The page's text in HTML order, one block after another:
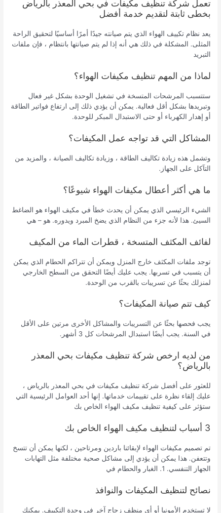
تعمل شركة تنظيف مكيفات في بحي المعذر بالرياض
بخطى ثابتة لتقديم خدمة أفضل
يعد نظام تكييف الهواء الذي يتم صيانته جيدًا أمرًا أساسيًا لتحقيق الراحة
المثلى. المشكلة في ذلك هي أنه إذا لم يتم صيانتها بانتظام ، فإن ملفات
التبريد
لماذا من المهم تنظيف مكيفات الهواء؟
ستتسبب المرشحات المتسخة في تشغيل الوحدة بشكل غير فعال
وتبريدها بشكل أقل فعالية. يمكن أن يؤدي ذلك إلى ارتفاع فواتير الطاقة
أو إهدار الكهرباء أو حتى الاستبدال المبكر للوحدة.
المشاكل التي قد تواجه عمل المكيفات؟
وتشمل هذه زيادة تكاليف الطاقة ، وزيادة تكاليف الصيانة ، والمزيد من
التآكل على الجهاز.
ما هي أكثر أعطال مكيفات الهواء شيوعًا؟
الشيء الرئيسي الذي يمكن أن يحدث خطأ في مكيف الهواء هو الضاغط
السيئ. هذا لأنه جزء من النظام الذي يضخ المبرد ويدوره. هو – هي
لفائف المكثف المتسخة ، قطرات الماء من المكيف
توجد ملفات المكثف خارج المنزل ويمكن أن تتراكم الحطام الذي يمكن
أن يتسبب في تسربها. يجب عليك أيضًا التحقق من السطح الخارجي
لمنزلك بحثًا عن تسريبات بالقرب من الوحدة.
كيف تتم صيانة المكيفات؟
يجب فحصها بحثًا عن التسريبات والمشاكل الأخرى مرتين على الأقل
في السنة. يجب أيضًا استبدال المرشحات كل 3 أشهر.
من لديه ارخص شركة تنظيف مكيفات بحي المعذر
بالرياض؟
للعثور على أفضل شركة تنظيف مكيفات في بحي المعذر بالرياض ،
عليك إلقاء نظرة على تقييمات خدماتها. إنها أحد العوامل الرئيسية التي
ستؤثر على كيفية تنظيف مكيف الهواء الخاص بك
3 أسباب لتنظيف مكيف الهواء الخاص بك
تم تصميم مكيفات الهواء لإبقائنا باردين ومرتاحين ، لكنها يمكن أن تتسخ
وتتعفن. هذا يمكن أن يؤدي إلى مشاكل صحية مختلفة مثل التهابات
الجهاز التنفسي. 1. الغبار والحطام في
نصائح لتنظيف المكيفات والنوافذ
لا تستخدم الأمونيا أو أي منظف زجاج آخر في وحدة التكييف. يمكنك